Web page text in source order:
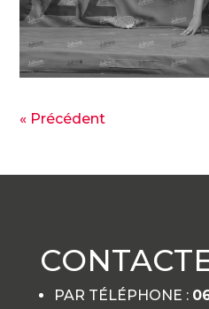
« Précédent
PAR TÉLÉPHONE :